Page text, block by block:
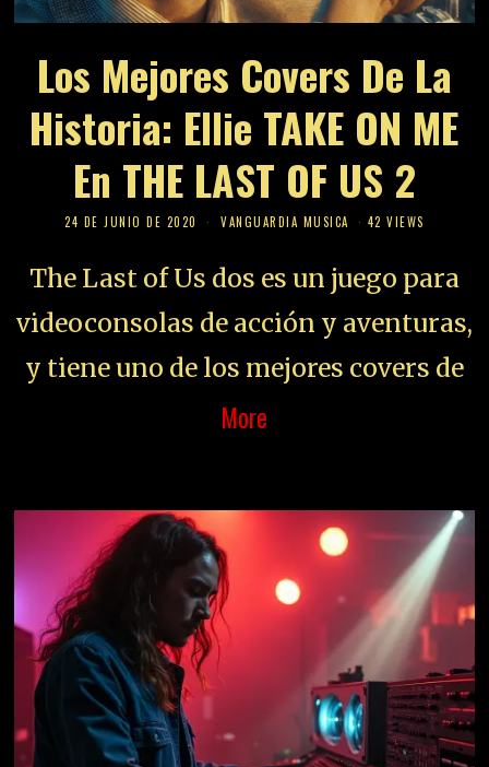
Los Mejores Covers De La
Historia: Ellie TAKE ON ME
En THE LAST OF US 2
24 DE JUNIO DE 2020 VANGUARDIA MUSICA 42 VIEWS
The Last of Us dos es un juego para
videoconsolas de acción y aventuras,
y tiene uno de los mejores covers de
More